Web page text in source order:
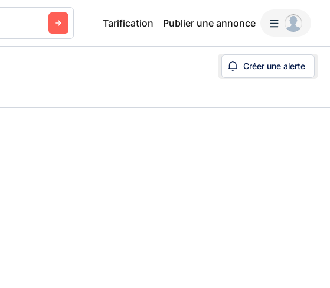
Tarification Publier une annonce
Créer une alerte